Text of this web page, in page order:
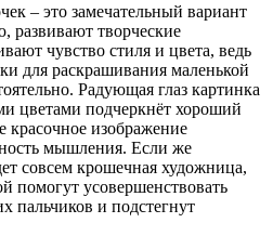
– это замечательный вариант
развивают творческие
чувство стиля и цвета, ведь
для раскрашивания маленькой
Радующая глаз картинка
цветами подчеркнёт хороший
изображение
мышления. Если же
совсем крошечная художница,
помогут усовершенствовать
пальчиков и подстегнут